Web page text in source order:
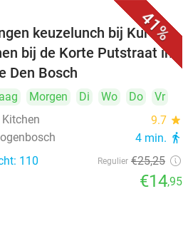
41%
keuzelunch bij Kuro's
bij de Korte Putstraat in
Den Bosch
Morgen Di Wo Do
Vr
Kitchen
9.7 star
4 min. directions_walk
110 Regulier €25,25
€14,95